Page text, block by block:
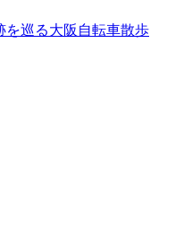
を巡る大阪自転車散歩